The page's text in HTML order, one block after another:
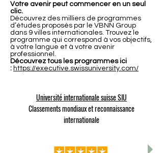
Votre avenir peut commencer en un seul
clic.
Découvrez des milliers de programmes
d’études proposés par le VBNN Group
dans 9 villes internationales. Trouvez le
programme qui correspond à vos objectifs,
à votre langue et à votre avenir
professionnel.
Découvrez tous les programmes ici
: https://executive.swissuniversity.com/
Université internationale suisse SIU
Classements mondiaux et reconnaissance
internationale